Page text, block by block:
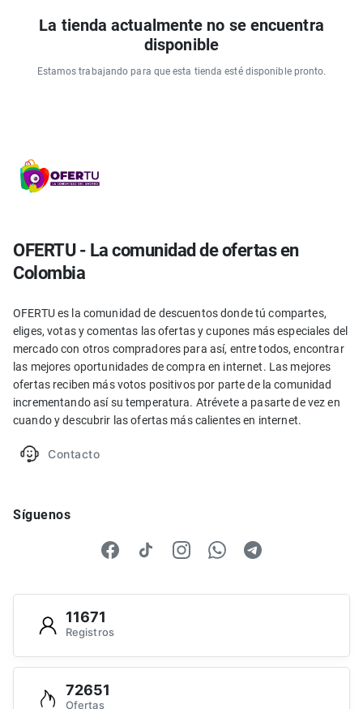
La tienda actualmente no se encuentra
disponible
Estamos trabajando para que esta tienda esté disponible pronto.
OFERTU - La comunidad de ofertas en
Colombia
OFERTU es la comunidad de descuentos donde tú compartes,
eliges, votas y comentas las ofertas y cupones más especiales del
mercado con otros compradores para así, entre todos, encontrar
las mejores oportunidades de compra en internet. Las mejores
ofertas reciben más votos positivos por parte de la comunidad
incrementando así su temperatura. Atrévete a pasarte de vez en
cuando y descubrir las ofertas más calientes en internet.
Contacto
Síguenos
11671
Registros
72651
Ofertas